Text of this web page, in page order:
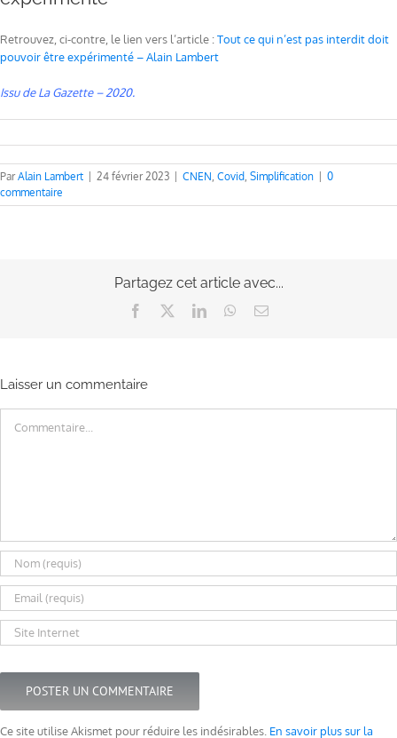
Retrouvez, ci-contre, le lien vers l’article :Tout ce qui n’est pas interdit doit
pouvoir être expérimenté – Alain Lambert
Issu de La Gazette – 2020.
ParAlain Lambert 24 février 2023 CNEN, Covid, Simplification
0
commentaire
Partagez cet article avec...
Facebook LinkedInWhatsApp
Email
Laisser un commentaire
Ce site utilise Akismet pour réduire les indésirables. En savoir plus sur la